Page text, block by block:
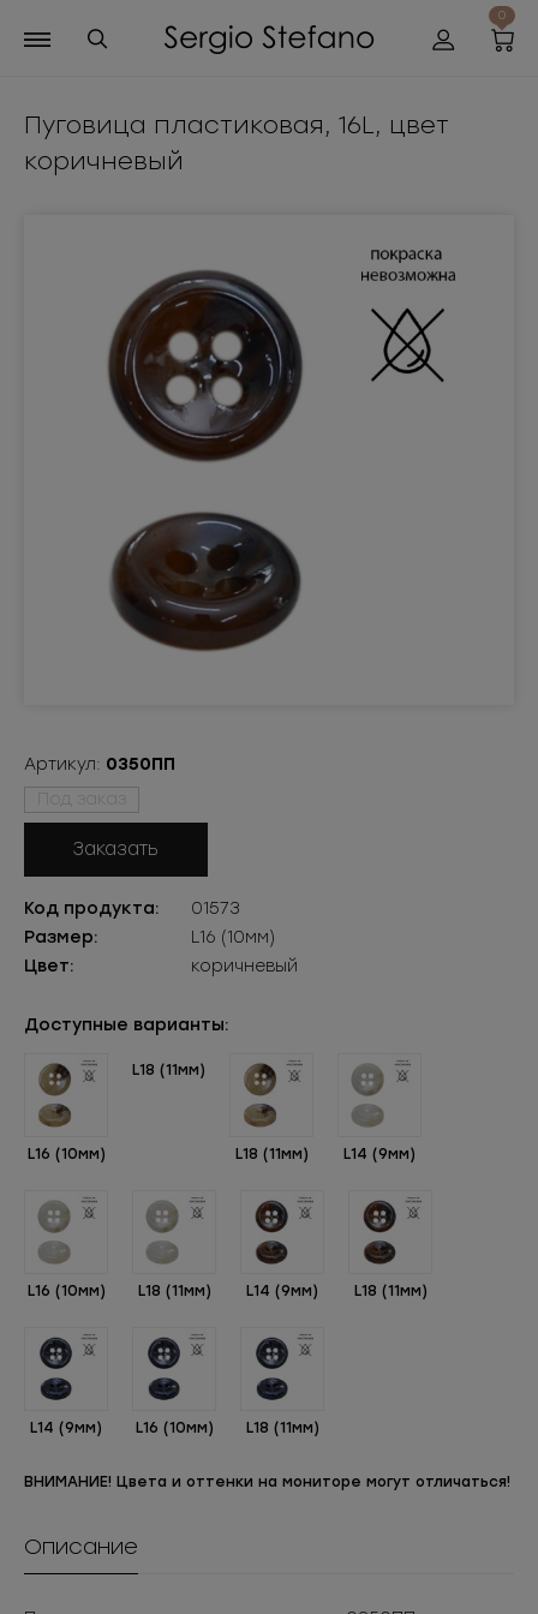
0
Пуговица пластиковая, 16L, цвет
коричневый
Артикул: 0350ПП
Под заказ
Заказать
Код продукта:
01573
Размер:
L16 (10мм)
Цвет:
коричневый
Доступные варианты:
L16 (10мм)
L18 (11мм)
L18 (11мм) L14 (9мм)
L16 (10мм) L18 (11мм) L14 (9мм) L18 (11мм)
L14 (9мм) L16 (10мм) L18 (11мм)
ВНИМАНИЕ! Цвета и оттенки на мониторе могут отличаться!
Описание